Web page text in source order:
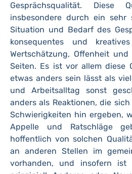
Gesprächsqualität. Diese
insbesondere durch ein sehr
Situation und Bedarf des
konsequentes und
Wertschätzung, Offenheit
Seiten. Es ist vor allem diese
etwas anders sein lässt als
und Arbeitsalltag sonst
anders als Reaktionen, die
Schwierigkeiten hin ergeben,
Appelle und Ratschläge
hoffentlich von solchen
an anderen Stellen im
vorhanden, und insofern ist